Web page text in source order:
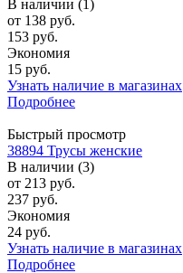
В наличии (1)
от 138 руб.
153 руб.
Экономия
15 руб.
Узнать наличие в магазинах
Подробнее
Быстрый просмотр
38894 Трусы женские
В наличии (3)
от 213 руб.
237 руб.
Экономия
24 руб.
Узнать наличие в магазинах
Подробнее